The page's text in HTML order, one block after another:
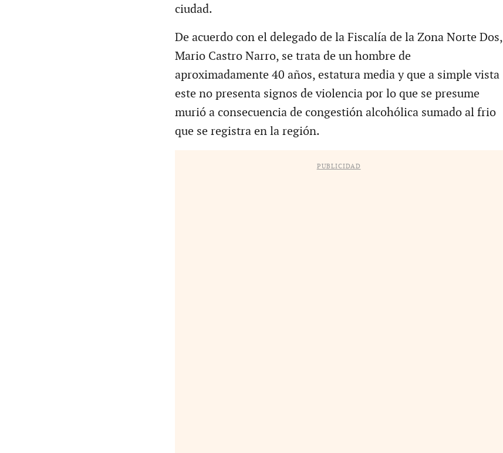
ciudad.
De acuerdo con el delegado de la Fiscalía de la Zona Norte Dos,
Mario Castro Narro, se trata de un hombre de
aproximadamente 40 años, estatura media y que a simple vista
este no presenta signos de violencia por lo que se presume
murió a consecuencia de congestión alcohólica sumado al frio
que se registra en la región.
PUBLICIDAD